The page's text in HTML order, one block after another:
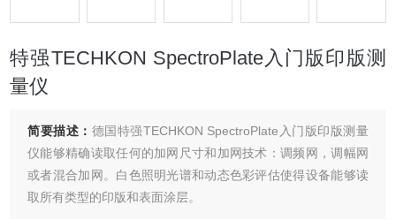
特强TECHKON SpectroPlate入门版印版测
量仪
简要描述： 德国特强TECHKON SpectroPlate入门版印版测量
仪能够精确读取任何的加网尺寸和加网技术：调频网，调幅网
或者混合加网。白色照明光谱和动态色彩评估使得设备能够读
取所有类型的印版和表面涂层。